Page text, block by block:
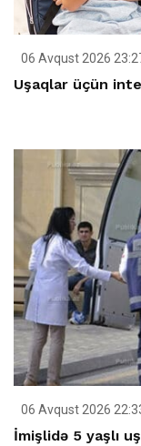
06 Avqust 2026
Uşaqlar üçün
06 Avqust 2026
İmişlidə 5 yaşlı